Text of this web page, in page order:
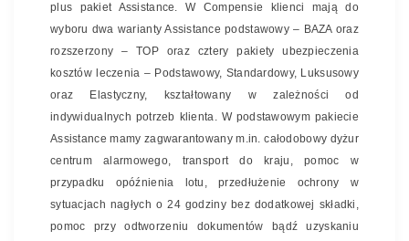
plus pakiet Assistance. W Compensie klienci mają do
wyboru dwa warianty Assistance podstawowy – BAZA oraz
rozszerzony – TOP oraz cztery pakiety ubezpieczenia
kosztów leczenia – Podstawowy, Standardowy, Luksusowy
oraz Elastyczny, kształtowany w zależności od
indywidualnych potrzeb klienta. W podstawowym pakiecie
Assistance mamy zagwarantowany m.in. całodobowy dyżur
centrum alarmowego, transport do kraju, pomoc w
przypadku opóźnienia lotu, przedłużenie ochrony w
sytuacjach nagłych o 24 godziny bez dodatkowej składki,
pomoc przy odtworzeniu dokumentów bądź uzyskaniu